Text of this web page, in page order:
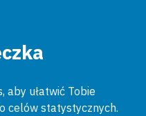
aby ułatwić Tobie
celów statystycznych.